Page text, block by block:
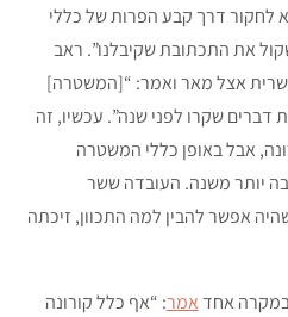
לחקור דרך קבע הפרות של כללי
את התכתובת שקיבלנו”. ראב
אצל מאר ואמר: “[המשטרה]
שקרו לפני שנה”. עכשיו, זה
אבל באופן כללי המשטרה
יותר משנה. העובדה ששר
אפשר להבין למה התכוון, זיכתה
במקרה אחד אמר: “אף כלל קורונה